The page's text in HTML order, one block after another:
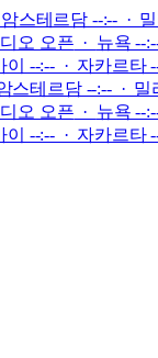
테르담 --:-- ·
오 오픈 · 뉴욕 --
--:-- · 자카르
테르담 --:-- ·
오 오픈 · 뉴욕 --
--:-- · 자카르